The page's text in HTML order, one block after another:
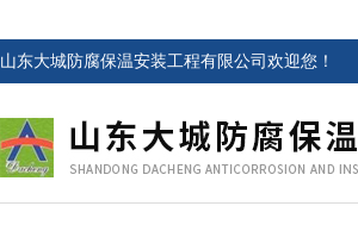
山东大城防腐保温安装工程有限公司欢迎您！